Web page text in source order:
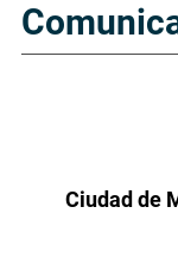
Ciudad de